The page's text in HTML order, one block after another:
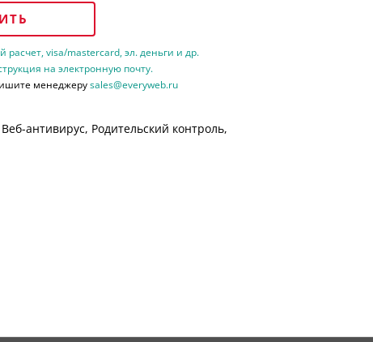
расчет, visa/mastercard, эл. деньги и др.
на электронную почту.
менеджеруsales@everyweb.ru
антивирус, Родительский контроль,